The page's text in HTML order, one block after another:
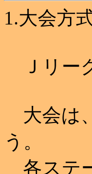
1.大会方
Ｊリー
大会は
う。
各ステ